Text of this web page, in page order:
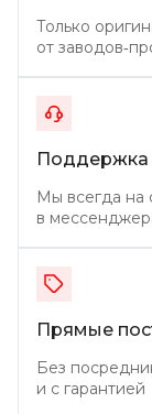
Только
от
Поддержка
Мы всегда на
в
Прямые
Без
и с гарантией